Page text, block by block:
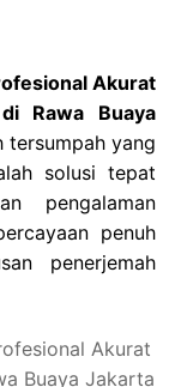
Akurat
Rawa Buaya
tersumpah yang
solusi tepat
pengalaman
penuh
penerjemah